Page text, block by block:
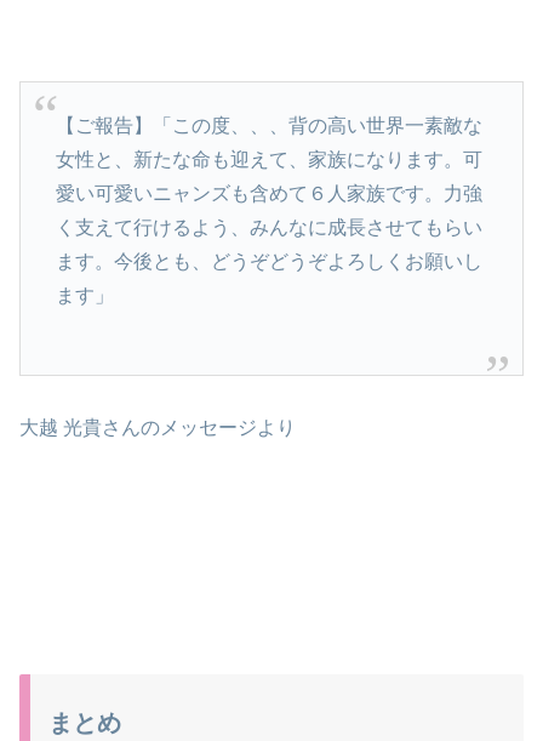
【ご報告】「この度、、、背の高い世界一素敵な
女性と、新たな命も迎えて、家族になります。可
愛い可愛いニャンズも含めて６人家族です。力強
く支えて行けるよう、みんなに成長させてもらい
ます。今後とも、どうぞどうぞよろしくお願いし
ます」
大越 光貴さんのメッセージより
まとめ